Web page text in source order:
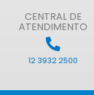
CENTRAL DE
ATENDIMENTO
12 3932 2500